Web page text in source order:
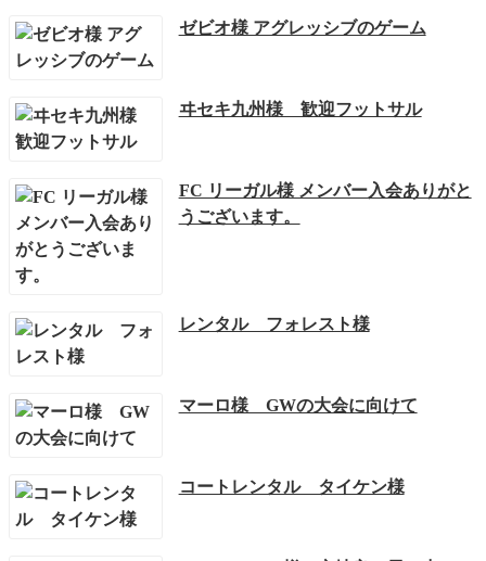
ゼビオ様 アグレッシブのゲーム
ヰセキ九州様 歓迎フットサル
FC リーガル様 メンバー入会ありがと
うございます。
レンタル フォレスト様
マーロ様 GWの大会に向けて
コートレンタル タイケン様